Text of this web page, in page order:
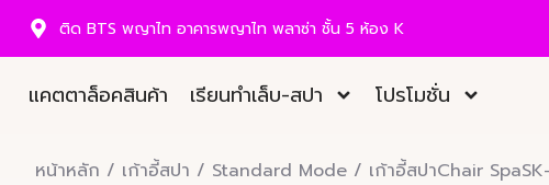
ติด BTS พญาไท อาคารพญาไท พลาซ่า ชั้น 5 ห้อง K
แคตตาล็อคสินค้า เรียนทำเล็บ-สปา โปรโมชั่น
หน้าหลัก / เก้าอี้สปา / Standard Mode / เก้าอี้สปาChair